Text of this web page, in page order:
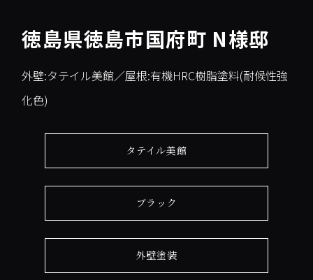
徳島県徳島市国府町 N様邸
外壁:タテイル美館／屋根:有機HRC樹脂塗料(耐候性強
化色)
タテイル美館
ブラック
外壁塗装